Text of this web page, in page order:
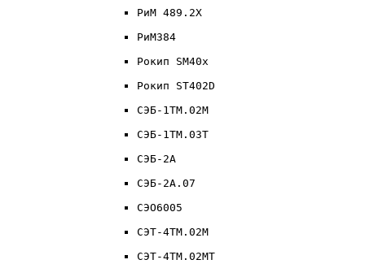
РиМ 489.2X
РиМ384
Рокип SM40x
Рокип ST402D
СЭБ-1ТМ.02М
СЭБ-1ТМ.03Т
СЭБ-2А
СЭБ-2А.07
СЭО6005
СЭТ-4ТМ.02М
СЭТ-4ТМ.02МТ